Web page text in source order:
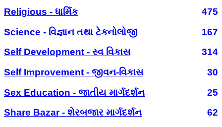
Religious - ધાર્મિક
475
Science - વિજ્ઞાન તથા ટેકનોલોજી
167
Self Development - સ્વ વિકાસ
314
Self Improvement - જીવન-વિકાસ
30
Sex Education - જાતીય માર્ગદર્શન
25
Share Bazar - શેરબજાર માર્ગદર્શન
62